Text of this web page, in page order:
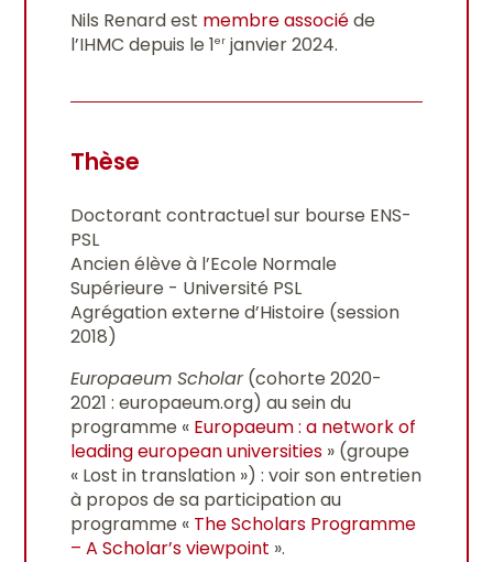
Nils Renard est membre associéde
l’IHMC depuis le 1er janvier 2024.
Thèse
Doctorant contractuel sur bourse ENS-
PSL
Ancien élève à l’Ecole Normale
Supérieure - Université PSL
Agrégation externe d’Histoire (session
2018)
Europaeum Scholar(cohorte 2020-
2021 : europaeum.org) au sein du
programme « Europaeum : a network of
leading european universities » (groupe
« Lost in translation ») : voir son entretien
à propos de sa participation au
programme « The Scholars Programme
– A Scholar’s viewpoint ».